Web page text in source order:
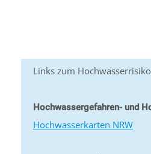
Links zum
Hochwassergefahren- und
Hochwasserkarten NRW